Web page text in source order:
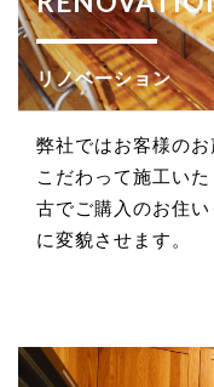
リノベーション
弊社ではお客様の
こだわって施工い
古でご購入のお住
に変貌させます。
法令、規範
当社は、保有する
法令、その他規範
内容を適宜見直し
お問い合せ
保ち、個人情報へ
ん・漏洩などを防